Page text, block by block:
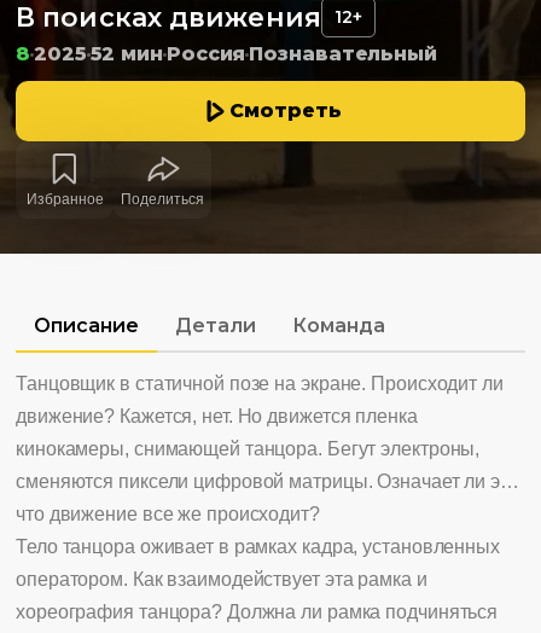
В поисках движения 12+
8 202552 мин РоссияПознавательный
Смотреть
Избранное Поделиться
Описание Детали Команда
Танцовщик в статичной позе на экране. Происходит ли
движение? Кажется, нет. Но движется пленка
кинокамеры, снимающей танцора. Бегут электроны,
сменяются пиксели цифровой матрицы. Означает ли это,
что движение все же происходит?
Тело танцора оживает в рамках кадра, установленных
оператором. Как взаимодействует эта рамка и
хореография танцора? Должна ли рамка подчиняться